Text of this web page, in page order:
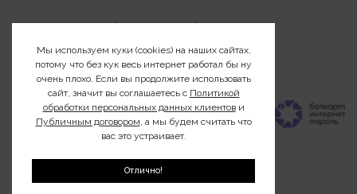
Издания о дикой природе
Клуб200
Мы используем куки (cookies) на наших сайтах,
потому что без кук весь интернет работал бы ну
очень плохо. Если вы продолжите использовать
сайт, значит вы соглашаетесь с Политикой
обработки персональных данных клиентови
Публичным договором, а мы будем считать что
вас это устраивает.
Отлично!